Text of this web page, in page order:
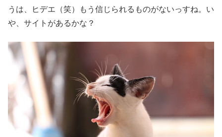
うは、ヒデエ（笑）もう信じられるものがないっすね。い
や、サイトがあるかな？